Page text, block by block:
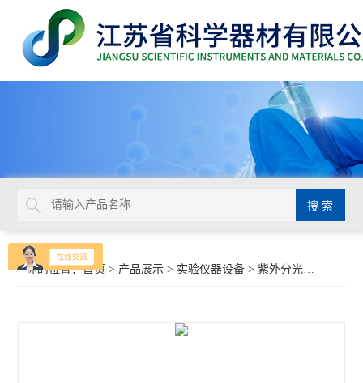
你的位置：首页 > 产品展示 > 实验仪器设备 >紫外分光光度计